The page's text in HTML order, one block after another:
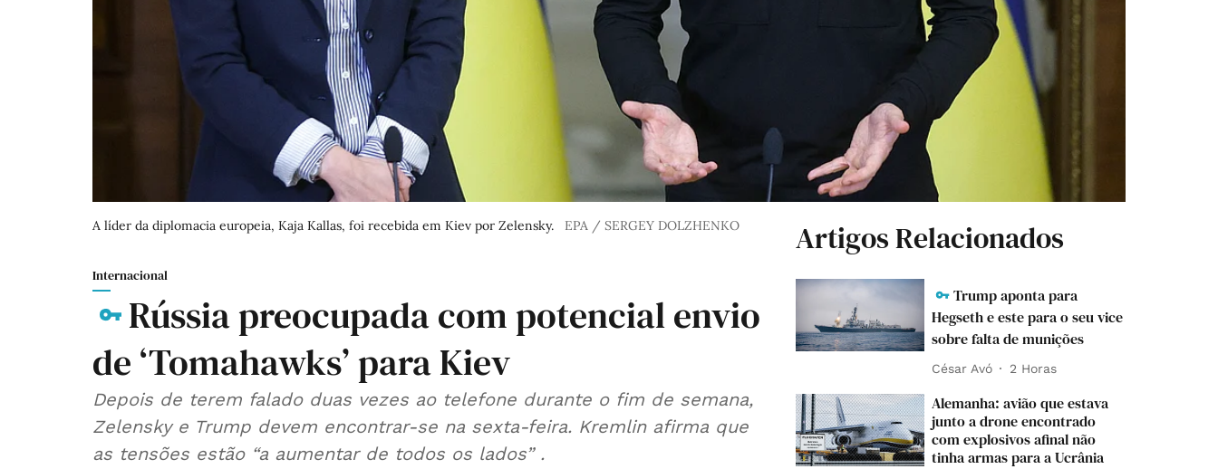
A líder da diplomacia europeia, Kaja Kallas, foi recebida em Kiev por Zelensky. EPA / SERGEY DOLZHENKO
Internacional
Rússia preocupada com potencial envio
de ‘Tomahawks’ para Kiev
Depois de terem falado duas vezes ao telefone durante o fim de semana,
Zelensky e Trump devem encontrar-se na sexta-feira. Kremlin afirma que
as tensões estão “a aumentar de todos os lados” .
Artigos Relacionados
Trump aponta para
Hegseth e este para o seu vice
sobre falta de munições
César Avó 2 Horas
Alemanha: avião que estava
junto a drone encontrado
com explosivos afinal não
tinha armas para a Ucrânia